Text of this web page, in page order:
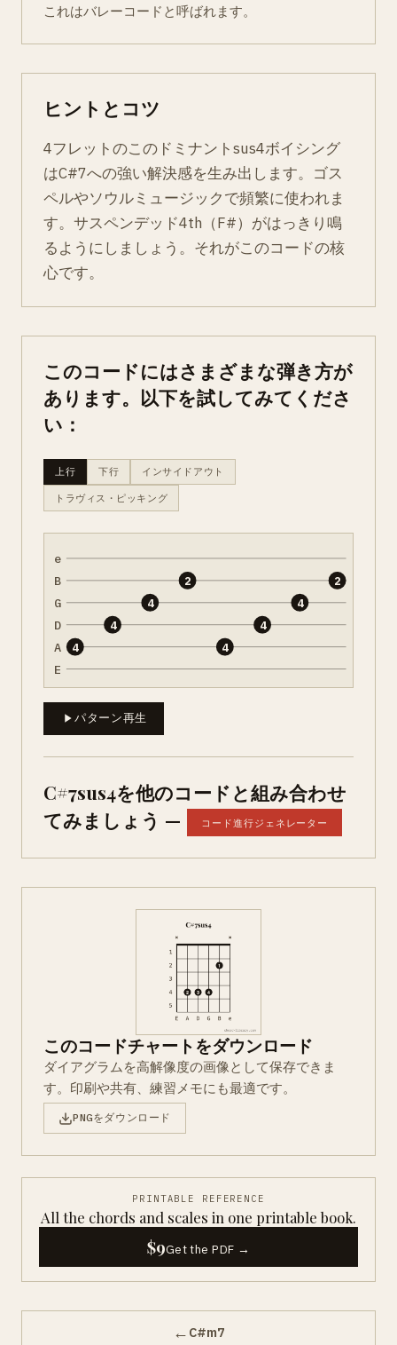
これはバレーコードと呼ばれます。
ヒントとコツ
4フレットのこのドミナントsus4ボイシング
はC#7への強い解決感を生み出します。ゴス
ペルやソウルミュージックで頻繁に使われま
す。サスペンデッド4th（F#）がはっきり鳴
るようにしましょう。それがこのコードの核
心です。
このコードにはさまざまな弾き方が
あります。以下を試してみてくださ
い：
上行 下行 インサイドアウト
トラヴィス・ピッキング
e
B
G
D
A
E
4
4
4
2
4
4
4
2
パターン再生
C#7sus4を他のコードと組み合わせ
てみましょう —
コード進行ジェネレーター
このコードチャートをダウンロード
ダイアグラムを高解像度の画像として保存できま
す。印刷や共有、練習メモにも最適です。
PNGをダウンロード
PRINTABLE REFERENCE
All the chords and scales in one printable book.
$9Get the PDF →
← C#m7